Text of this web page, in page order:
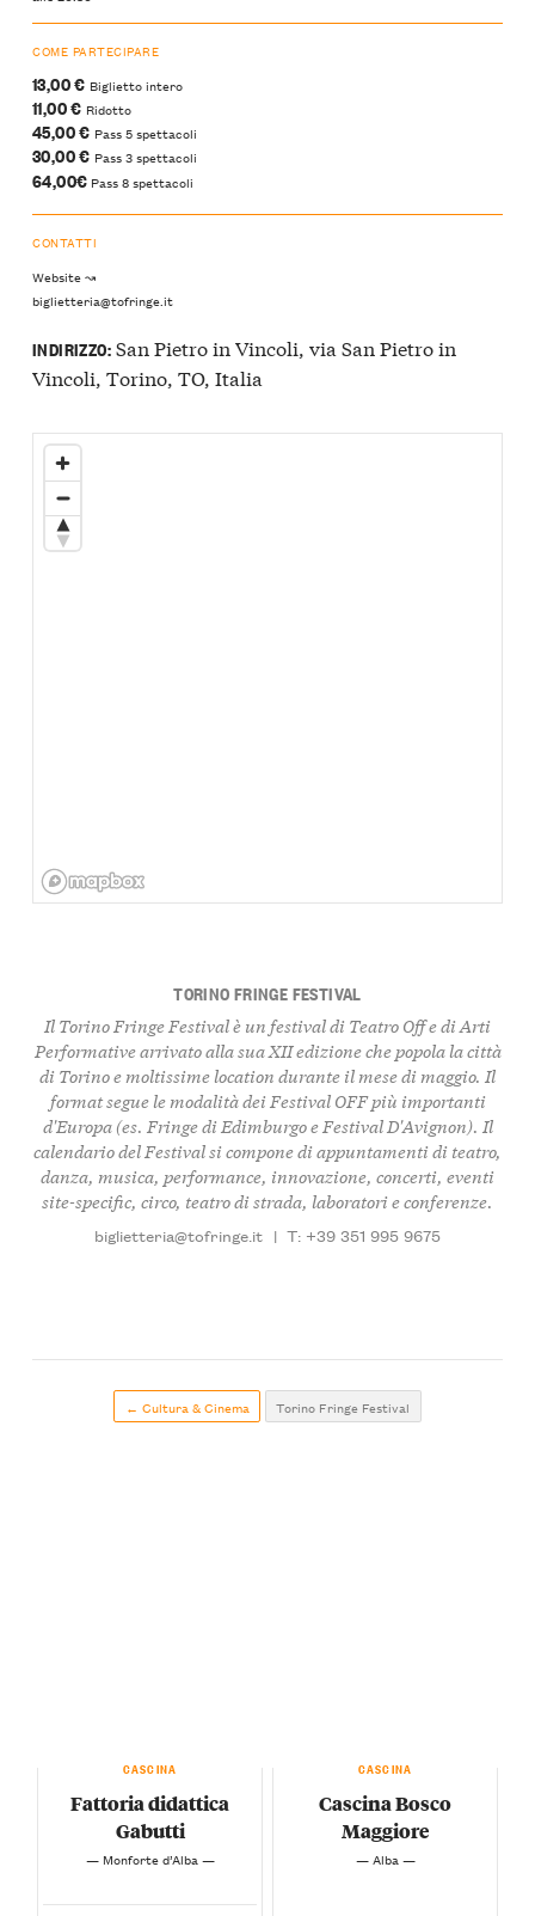
COME PARTECIPARE
13,00 € Biglietto intero
11,00 € Ridotto
45,00 € Pass 5 spettacoli
30,00 € Pass 3 spettacoli
64,00€ Pass 8 spettacoli
CONTATTI
Website ↝
biglietteria@tofringe.it
INDIRIZZO:San Pietro in Vincoli, via San Pietro in
Vincoli, Torino, TO, Italia
TORINO FRINGE FESTIVAL
Il Torino Fringe Festival è un festival di Teatro Off e di Arti
Performative arrivato alla sua XII edizione che popola la città
di Torino e moltissime location durante il mese di maggio. Il
format segue le modalità dei Festival OFF più importanti
d'Europa (es. Fringe di Edimburgo e Festival D'Avignon). Il
calendario del Festival si compone di appuntamenti di teatro,
danza, musica, performance, innovazione, concerti, eventi
site-specific, circo, teatro di strada, laboratori e conferenze.
biglietteria@tofringe.it | T: +39 351 995 9675
← Cultura & Cinema Torino Fringe Festival
CASCINA
Fattoria didattica
Gabutti
— Monforte d’Alba —
CASCINA
Cascina Bosco
Maggiore
— Alba —